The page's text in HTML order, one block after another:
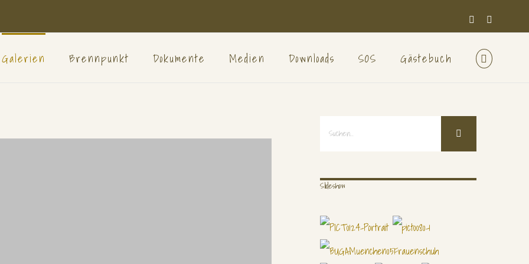
Facebook
Galerien Brennpunkt Dokumente Medien Downloads SOS Gästebuch
Suche
Slideshow